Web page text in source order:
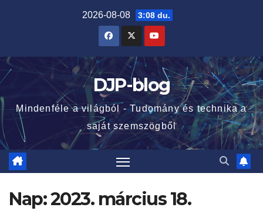
2026-08-08 3:08 du.
DJP-blog
Mindenféle a világból - Tudomány és technika a
saját szemszögből
Nap:2023. március 18.